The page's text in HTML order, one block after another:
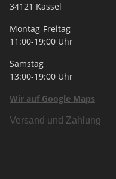
34121 Kassel
Montag-Freitag
11:00-19:00 Uhr
Samstag
13:00-19:00 Uhr
Wir auf Google Maps
Versand und Zahlung